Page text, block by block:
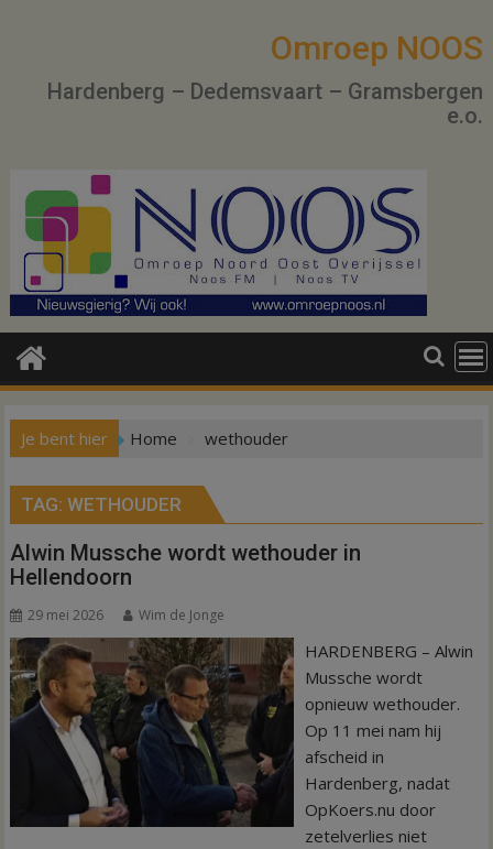
Omroep NOOS
Hardenberg – Dedemsvaart – Gramsbergen
e.o.
Je bent hier Home wethouder
TAG:WETHOUDER
Alwin Mussche wordt wethouder in
Hellendoorn
29 mei 2026 Wim de Jonge
HARDENBERG – Alwin
Mussche wordt
opnieuw wethouder.
Op 11 mei nam hij
afscheid in
Hardenberg, nadat
OpKoers.nu door
zetelverlies niet